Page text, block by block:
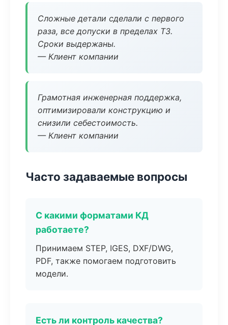
Сложные детали сделали с первого
раза, все допуски в пределах ТЗ.
Сроки выдержаны.
— Клиент компании
Грамотная инженерная поддержка,
оптимизировали конструкцию и
снизили себестоимость.
— Клиент компании
Часто задаваемые вопросы
С какими форматами КД
работаете?
Принимаем STEP, IGES, DXF/DWG,
PDF, также помогаем подготовить
модели.
Есть ли контроль качества?